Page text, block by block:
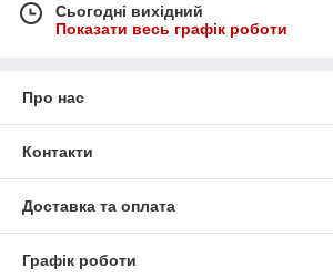
Сьогодні вихідний
Показати весь графік роботи
Про нас
Контакти
Доставка та оплата
Графік роботи